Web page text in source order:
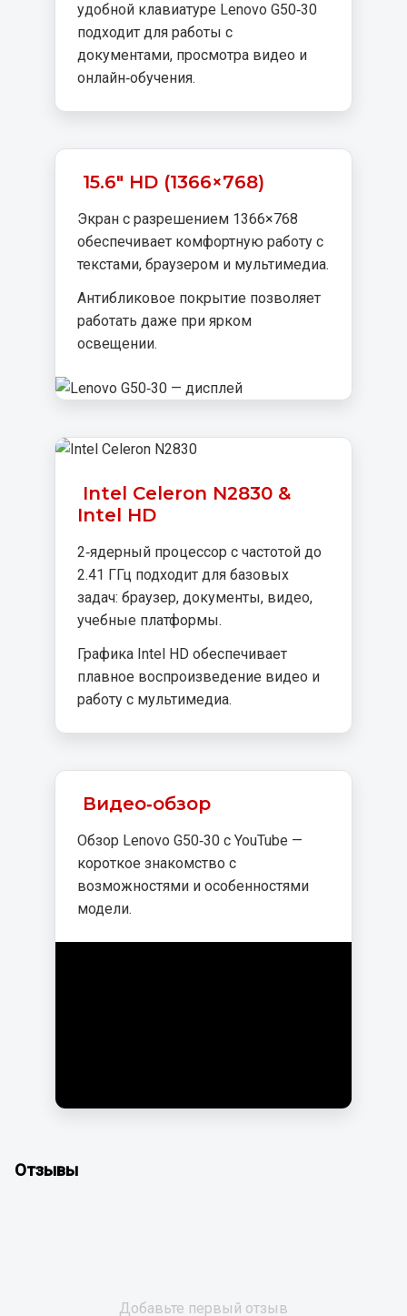
удобной клавиатуре Lenovo G50‑30
подходит для работы с
документами, просмотра видео и
онлайн‑обучения.
15.6" HD (1366×768)
Экран с разрешением 1366×768
обеспечивает комфортную работу с
текстами, браузером и мультимедиа.
Антибликовое покрытие позволяет
работать даже при ярком
освещении.
Intel Celeron N2830 &
Intel HD
2‑ядерный процессор с частотой до
2.41 ГГц подходит для базовых
задач: браузер, документы, видео,
учебные платформы.
Графика Intel HD обеспечивает
плавное воспроизведение видео и
работу с мультимедиа.
Видео‑обзор
Обзор Lenovo G50‑30 с YouTube —
короткое знакомство с
возможностями и особенностями
модели.
Отзывы
Добавьте первый отзыв